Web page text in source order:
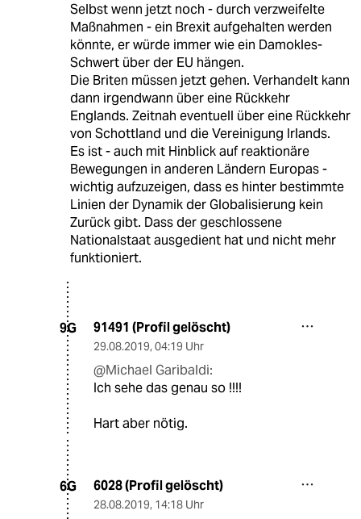
Selbst wenn jetzt noch - durch verzweifelte
Maßnahmen - ein Brexit aufgehalten werden
könnte, er würde immer wie ein Damokles-
Schwert über der EU hängen.
Die Briten müssen jetzt gehen. Verhandelt kann
dann irgendwann über eine Rückkehr
Englands. Zeitnah eventuell über eine Rückkehr
von Schottland und die Vereinigung Irlands.
Es ist - auch mit Hinblick auf reaktionäre
Bewegungen in anderen Ländern Europas -
wichtig aufzuzeigen, dass es hinter bestimmte
Linien der Dynamik der Globalisierung kein
Zurück gibt. Dass der geschlossene
Nationalstaat ausgedient hat und nicht mehr
funktioniert.
9G 91491 (Profil gelöscht)
29.08.2019, 04:19 Uhr
@Michael Garibaldi:
Ich sehe das genau so !!!!
Hart aber nötig.
6G 6028 (Profil gelöscht)
28.08.2019, 14:18 Uhr